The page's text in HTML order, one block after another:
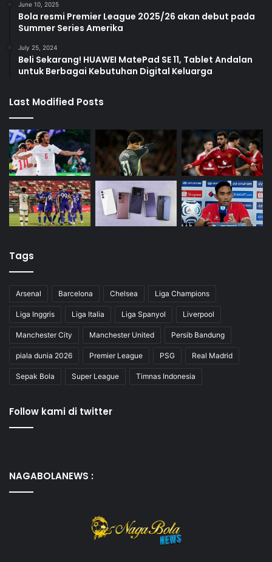
June 10, 2025
Bola resmi Premier League 2025/26 akan debut pada
Summer Series Amerika
July 25, 2024
Beli Sekarang! HUAWEI MatePad SE 11, Tablet Andalan
untuk Berbagai Kebutuhan Digital Keluarga
Last Modified Posts
Tags
Arsenal Barcelona Chelsea Liga Champions
Liga Inggris Liga Italia Liga Spanyol Liverpool
Manchester City Manchester United Persib Bandung
piala dunia 2026 Premier League PSG Real Madrid
Sepak Bola Super League Timnas Indonesia
Follow kami di twitter
NAGABOLANEWS :